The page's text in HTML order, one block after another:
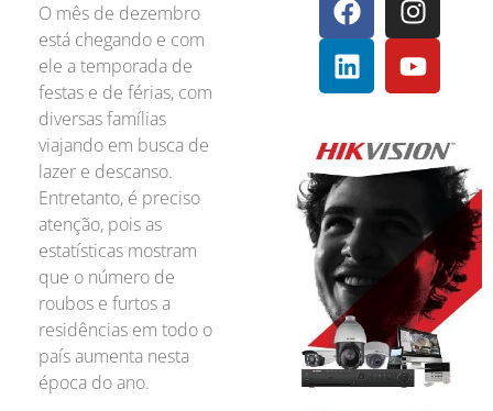
O mês de dezembro
está chegando e com
ele a temporada de
festas e de férias, com
diversas famílias
viajando em busca de
lazer e descanso.
Entretanto, é preciso
atenção, pois as
estatísticas mostram
que o número de
roubos e furtos a
residências em todo o
país aumenta nesta
época do ano.